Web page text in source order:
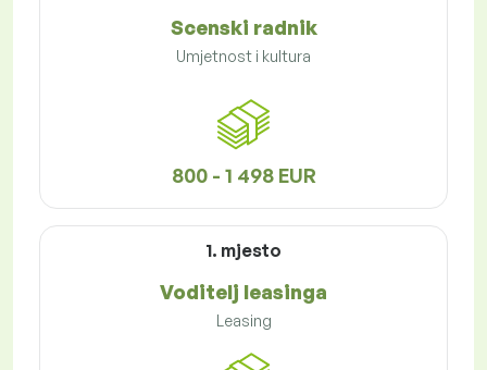
Scenski radnik
Umjetnost i kultura
800 - 1 498 EUR
1. mjesto
Voditelj leasinga
Leasing